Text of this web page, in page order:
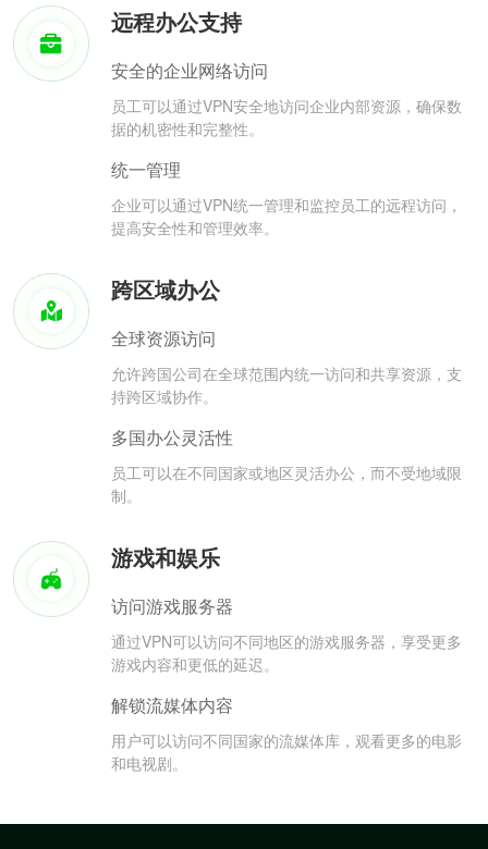
远程办公支持
安全的企业网络访问
员工可以通过VPN安全地访问企业内部资源，确保数
据的机密性和完整性。
统一管理
企业可以通过VPN统一管理和监控员工的远程访问，
提高安全性和管理效率。
跨区域办公
全球资源访问
允许跨国公司在全球范围内统一访问和共享资源，支
持跨区域协作。
多国办公灵活性
员工可以在不同国家或地区灵活办公，而不受地域限
制。
游戏和娱乐
访问游戏服务器
通过VPN可以访问不同地区的游戏服务器，享受更多
游戏内容和更低的延迟。
解锁流媒体内容
用户可以访问不同国家的流媒体库，观看更多的电影
和电视剧。